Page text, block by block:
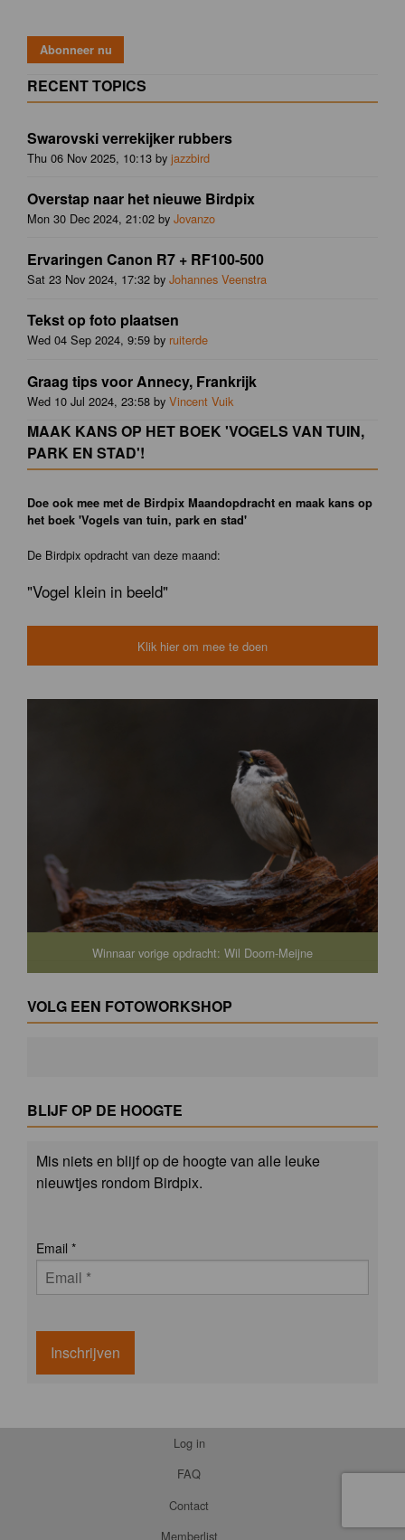
RECENT TOPICS
Swarovski verrekijker rubbers
Thu 06 Nov 2025, 10:13 by jazzbird
Overstap naar het nieuwe Birdpix
Mon 30 Dec 2024, 21:02 by Jovanzo
Ervaringen Canon R7 + RF100-500
Sat 23 Nov 2024, 17:32 by Johannes Veenstra
Tekst op foto plaatsen
Wed 04 Sep 2024, 9:59 by ruiterde
Graag tips voor Annecy, Frankrijk
Wed 10 Jul 2024, 23:58 by Vincent Vuik
MAAK KANS OP HET BOEK 'VOGELS VAN TUIN,
PARK EN STAD'!
Doe ook mee met de Birdpix Maandopdracht en maak kans op
het boek 'Vogels van tuin, park en stad'
De Birdpix opdracht van deze maand:
"Vogel klein in beeld"
Klik hier om mee te doen
Winnaar vorige opdracht: Wil Doorn-Meijne
VOLG EEN FOTOWORKSHOP
BLIJF OP DE HOOGTE
Mis niets en blijf op de hoogte van alle leuke
nieuwtjes rondom Birdpix.
Email *
Inschrijven
Log in
FAQ
Contact
Memberlist